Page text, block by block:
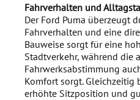
Fahrverhalten und
Der Ford Puma überzeugt
Fahrverhalten und eine
Bauweise sorgt für eine
Stadtverkehr, während die
Fahrwerksabstimmung
Komfort sorgt. Gleichzeitig
erhöhte Sitzposition und